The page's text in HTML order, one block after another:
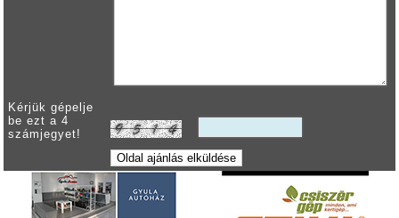
Kérjük gépelje
be ezt a 4
számjegyet!